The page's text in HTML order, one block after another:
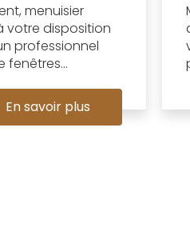
menuisier
votre disposition
professionnel
fenêtres...
En savoir plus